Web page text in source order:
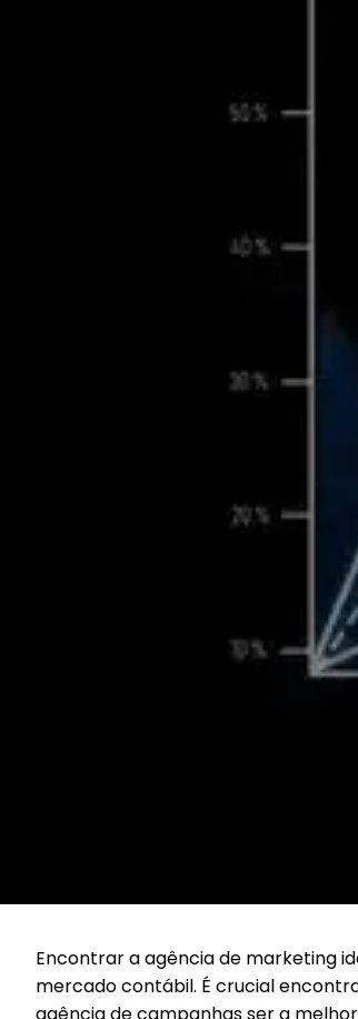
Encontrar a agência de marketing
mercado contábil. É crucial